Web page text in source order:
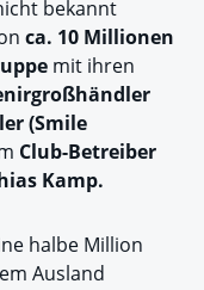
bekannt
ca. 10 Millionen
mit ihren
(Smile
Club-Betreiber
Kamp.
halbe Million
Ausland